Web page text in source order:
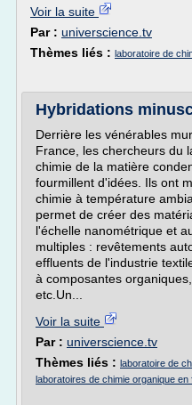
Voir la suite
Par : universcience.tv
Thèmes liés : laboratoire de
Hybridations
Derrière les vénérables
France, les chercheurs du
chimie de la matière
fourmillent d'idées. Ils ont
chimie à température
permet de créer des
l'échelle nanométrique et
multiples : revêtements
effluents de l'industrie
à composantes
etc.Un...
Voir la suite
Par : universcience.tv
Thèmes liés : laboratoire de
laboratoires de chimie organique en